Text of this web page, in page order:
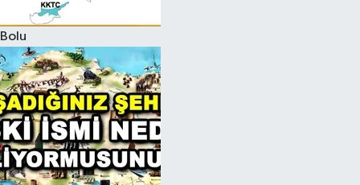
Bolu